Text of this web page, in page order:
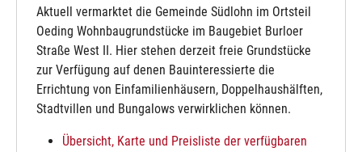
Aktuell vermarktet die Gemeinde Südlohn im Ortsteil
Oeding Wohnbaugrundstücke im Baugebiet Burloer
Straße West II. Hier stehen derzeit freie Grundstücke
zur Verfügung auf denen Bauinteressierte die
Errichtung von Einfamilienhäusern, Doppelhaushälften,
Stadtvillen und Bungalows verwirklichen können.
Übersicht, Karte und Preisliste der verfügbaren